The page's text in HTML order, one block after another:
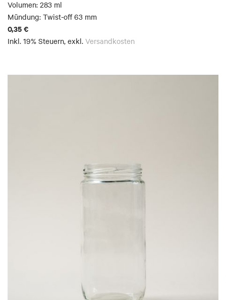
Volumen: 283 ml
Mündung: Twist-off 63 mm
0,35 €
Inkl. 19% Steuern, exkl. Versandkosten